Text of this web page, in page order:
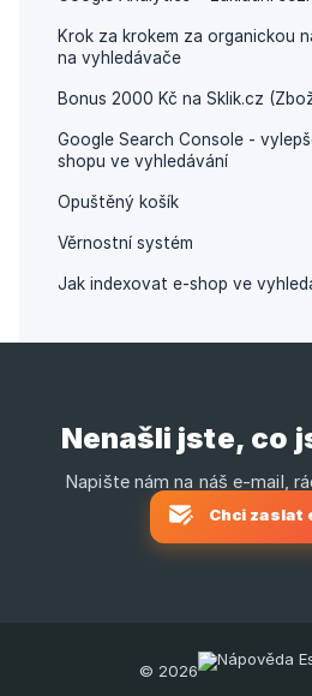
Krok za krokem za organickou
na vyhledávače
Bonus 2000 Kč na Sklik.cz
Google Search Console -
shopu ve vyhledávání
Opuštěný košík
Věrnostní systém
Jak indexovat e-shop ve
Nenašli jste, co
Chci zaslat
© 2026